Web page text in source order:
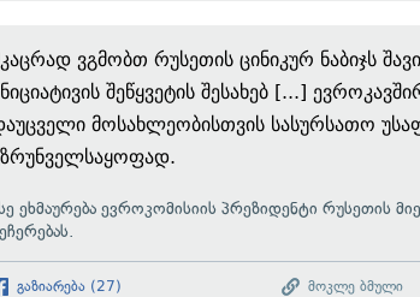
ვგმობთ რუსეთის ცინიკურ ნაბიჯს
შეწყვეტის შესახებ [...]
მოსახლეობისთვის სასურსათო
ეხმაურება ევროკომისიის პრეზიდენტი რუსეთის
გაზიარება (27) მოკლე ბმული